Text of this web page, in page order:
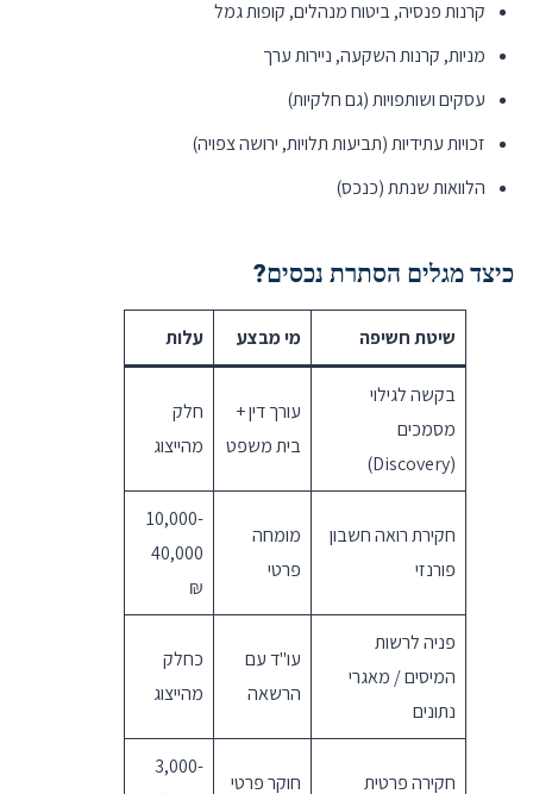
קרנות פנסיה, ביטוח מנהלים, קופות גמל
מניות, קרנות השקעה, ניירות ערך
עסקים ושותפויות (גם חלקיות)
זכויות עתידיות (תביעות תלויות, ירושה צפויה)
הלוואות שנתת (כנכס)
כיצד מגלים הסתרת נכסים?
שיטת חשיפה מי מבצע עלות
בקשה לגילוי
מסמכים
(Discovery)
עורך דין +
בית משפט
חלק
מהייצוג
חקירת רואה חשבון
פורנזי
מומחה
פרטי
10,000-
40,000
₪
פניה לרשות
המיסים / מאגרי
נתונים
עו"ד עם
הרשאה
כחלק
מהייצוג
חקירה פרטית חוקר פרטי
3,000-